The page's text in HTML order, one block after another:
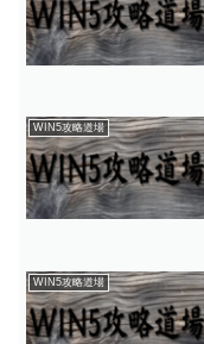
WIN5攻略道場
WIN5攻略道場